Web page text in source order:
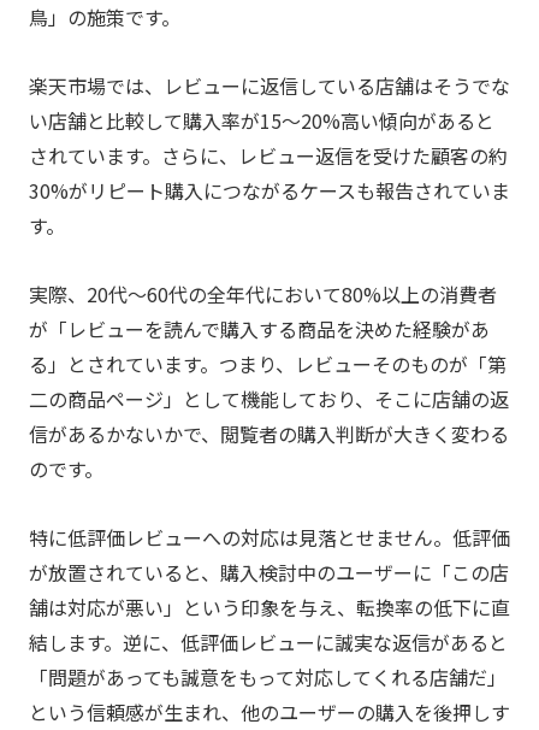
鳥」の施策です。
楽天市場では、レビューに返信している店舗はそうでな
い店舗と比較して購入率が15〜20%高い傾向があると
されています。さらに、レビュー返信を受けた顧客の約
30%がリピート購入につながるケースも報告されていま
す。
実際、20代〜60代の全年代において80%以上の消費者
が「レビューを読んで購入する商品を決めた経験があ
る」とされています。つまり、レビューそのものが「第
二の商品ページ」として機能しており、そこに店舗の返
信があるかないかで、閲覧者の購入判断が大きく変わる
のです。
特に低評価レビューへの対応は見落とせません。低評価
が放置されていると、購入検討中のユーザーに「この店
舗は対応が悪い」という印象を与え、転換率の低下に直
結します。逆に、低評価レビューに誠実な返信があると
「問題があっても誠意をもって対応してくれる店舗だ」
という信頼感が生まれ、他のユーザーの購入を後押しす